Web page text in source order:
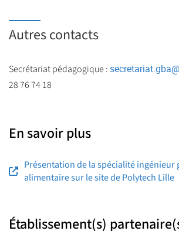
Autres contacts
Secrétariat pédagogique :secretariat.gba@
28 76 74 18
En savoir plus
Présentation de la spécialité
alimentaire sur le site de Polytech Lille
Établissement(s)